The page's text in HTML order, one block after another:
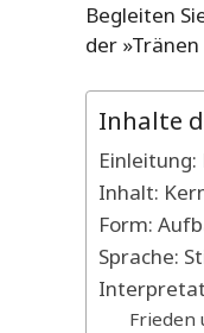
Begleiten
der
Inhalte
Inhalt:
Form:
Sprache:
Frieden